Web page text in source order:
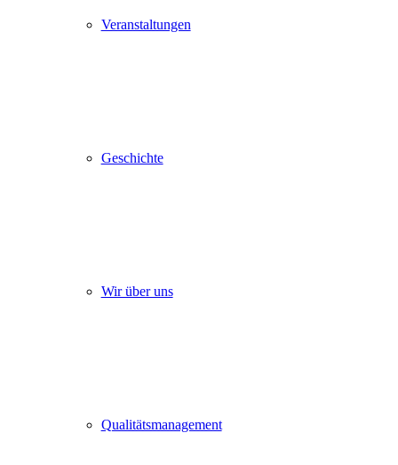
Veranstaltungen
Geschichte
Wir über uns
Qualitätsmanagement